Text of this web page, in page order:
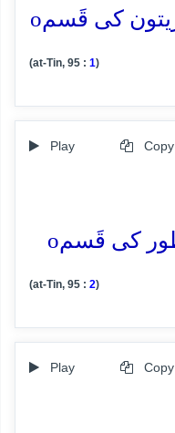
o
(at-Tin, 95 : 1)
Play Copy
o
(at-Tin, 95 : 2)
Play Copy